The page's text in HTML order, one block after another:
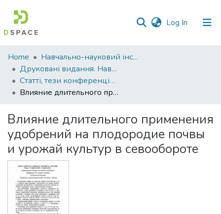
Log In (current)
Communities
&
Collections
All of DSpace
Statistics
Home
Навчально-науковий інститут агротехнологій, селекції та екології
Друковані видання. Навчально-науковий інститут агротехнологій, селекції та екології
Статті, тези конференцій. Навчально-науковий інститут агротехнологій, селекції та екології
Влияние длительного применения удобрений на плодородие почвы и урожай культур в севообороте
Влияние длительного применения
удобрений на плодородие почвы
и урожай культур в севообороте